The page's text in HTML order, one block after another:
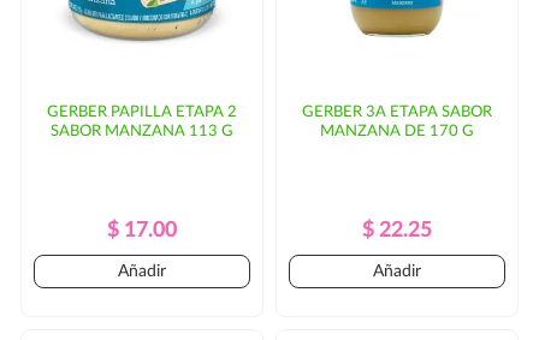
GERBER PAPILLA ETAPA 2
SABOR MANZANA 113 G
Precio
Regular
Precio
$ 17.00
Añadir
GERBER 3A ETAPA SABOR
MANZANA DE 170 G
Precio
Regular
Precio
$ 22.25
Añadir